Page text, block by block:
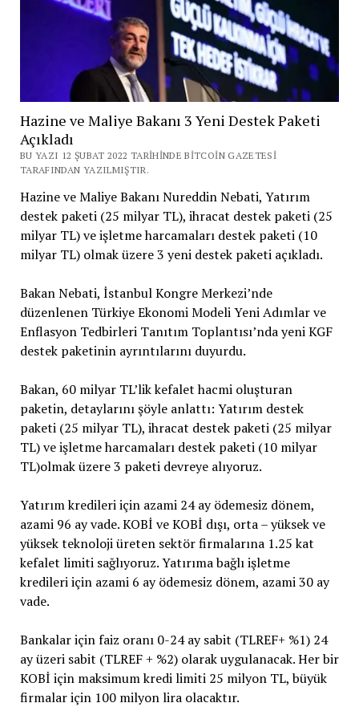
Hazine ve Maliye Bakanı 3 Yeni Destek Paketi
Açıkladı
BU YAZI 12 ŞUBAT 2022 TARIHINDE BITCOIN GAZETESI
TARAFINDAN YAZILMIŞTIR.
Hazine ve Maliye Bakanı Nureddin Nebati, Yatırım
destek paketi (25 milyar TL), ihracat destek paketi (25
milyar TL) ve işletme harcamaları destek paketi (10
milyar TL) olmak üzere 3 yeni destek paketi açıkladı.
Bakan Nebati, İstanbul Kongre Merkezi’nde
düzenlenen Türkiye Ekonomi Modeli Yeni Adımlar ve
Enflasyon Tedbirleri Tanıtım Toplantısı’nda yeni KGF
destek paketinin ayrıntılarını duyurdu.
Bakan, 60 milyar TL’lik kefalet hacmi oluşturan
paketin, detaylarını şöyle anlattı: Yatırım destek
paketi (25 milyar TL), ihracat destek paketi (25 milyar
TL) ve işletme harcamaları destek paketi (10 milyar
TL)olmak üzere 3 paketi devreye alıyoruz.
Yatırım kredileri için azami 24 ay ödemesiz dönem,
azami 96 ay vade. KOBİ ve KOBİ dışı, orta – yüksek ve
yüksek teknoloji üreten sektör firmalarına 1.25 kat
kefalet limiti sağlıyoruz. Yatırıma bağlı işletme
kredileri için azami 6 ay ödemesiz dönem, azami 30 ay
vade.
Bankalar için faiz oranı 0-24 ay sabit (TLREF+ %1) 24
ay üzeri sabit (TLREF + %2) olarak uygulanacak. Her bir
KOBİ için maksimum kredi limiti 25 milyon TL, büyük
firmalar için 100 milyon lira olacaktır.